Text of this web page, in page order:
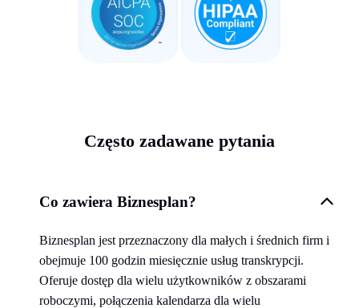
Często zadawane pytania
Co zawiera Biznesplan?
Biznesplan jest przeznaczony dla małych i średnich firm i
obejmuje 100 godzin miesięcznie usług transkrypcji.
Oferuje dostęp dla wielu użytkowników z obszarami
roboczymi, połączenia kalendarza dla wielu